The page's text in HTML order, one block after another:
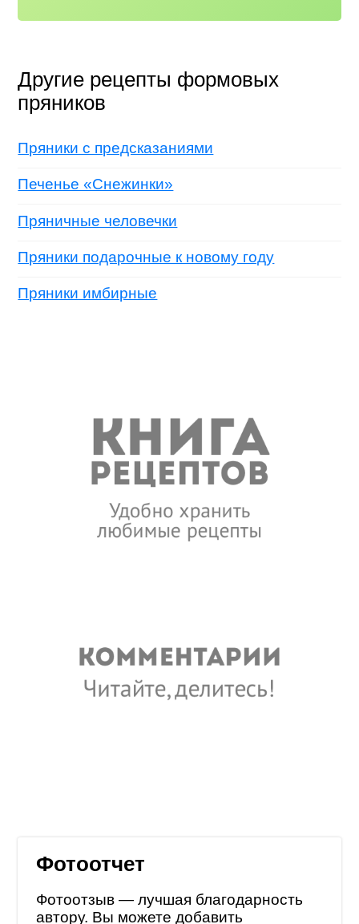
Другие рецепты формовых
пряников
Пряники с предсказаниями
Печенье «Снежинки»
Пряничные человечки
Пряники подарочные к новому году
Пряники имбирные
Фотоотчет
Фотоотзыв — лучшая благодарность
автору. Вы можете добавить